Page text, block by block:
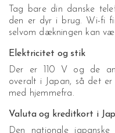
Tag bare din danske
den er dyr i brug. Wi-fi
selvom dækningen kan
Elektricitet og stik
Der er 110 V og de
overalt i Japan, så det
med hjemmefra.
Valuta og kreditkort i
Den nationale